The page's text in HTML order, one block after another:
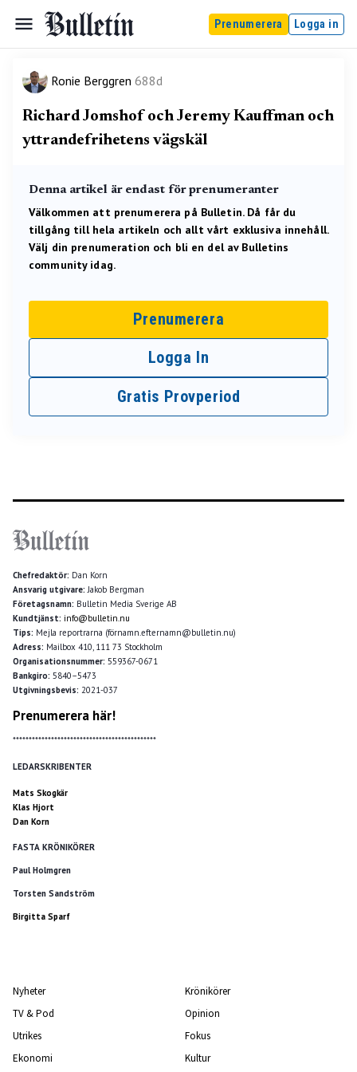
Prenumerera Logga in
Ronie Berggren 688d
Richard Jomshof och Jeremy Kauffman och
yttrandefrihetens vägskäl
Denna artikel är endast för prenumeranter
Välkommen att prenumerera på Bulletin. Då får du
tillgång till hela artikeln och allt vårt exklusiva innehåll.
Välj din prenumeration och bli en del av Bulletins
community idag.
Prenumerera
Logga In
Gratis Provperiod
Chefredaktör: Dan Korn
Ansvarig utgivare:Jakob Bergman
Företagsnamn: Bulletin Media Sverige AB
Kundtjänst: info@bulletin.nu
Tips: Mejla reportrarna (förnamn.efternamn@bulletin.nu)
Adress: Mailbox 410, 111 73 Stockholm
Organisationsnummer: 559367-0671
Bankgiro: 5840–5473
Utgivningsbevis: 2021-037
Prenumerera här!
*********************************************
LEDARSKRIBENTER
Mats Skogkär
Klas Hjort
Dan Korn
FASTA KRÖNIKÖRER
Paul Holmgren
Torsten Sandström
Birgitta Sparf
Nyheter
TV & Pod
Utrikes
Ekonomi
Krönikörer
Opinion
Fokus
Kultur